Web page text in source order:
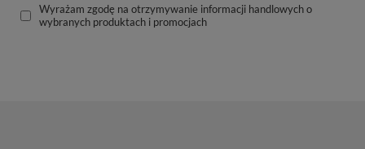
Wyrażam zgodę na otrzymywanie informacji handlowych o
wybranych produktach i promocjach